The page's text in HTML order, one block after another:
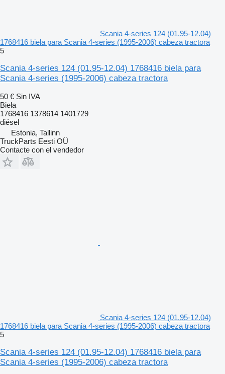
Scania 4-series 124 (01.95-12.04)
1768416 biela para Scania 4-series (1995-2006) cabeza tractora
5
Scania 4-series 124 (01.95-12.04) 1768416 biela para
Scania 4-series (1995-2006) cabeza tractora
50 € Sin IVA
Biela
1768416 1378614 1401729
diésel
Estonia, Tallinn
TruckParts Eesti OÜ
Contacte con el vendedor
Scania 4-series 124 (01.95-12.04)
1768416 biela para Scania 4-series (1995-2006) cabeza tractora
5
Scania 4-series 124 (01.95-12.04) 1768416 biela para
Scania 4-series (1995-2006) cabeza tractora